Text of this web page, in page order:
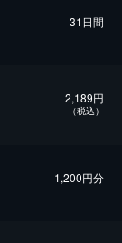
31日間
2,189円
（税込）
1,200円分